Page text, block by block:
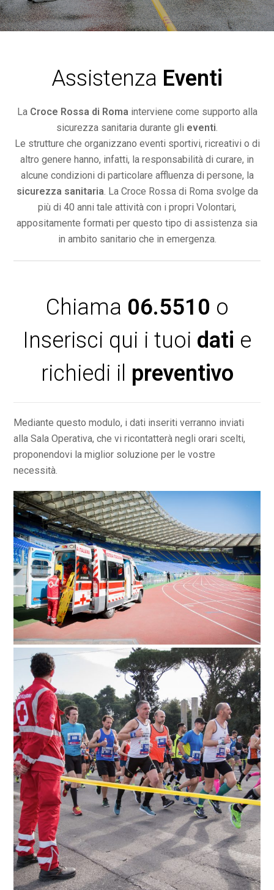
Assistenza Eventi
La Croce Rossa di Romainterviene come supporto alla
sicurezza sanitaria durante gli eventi.
Le strutture che organizzano eventi sportivi, ricreativi o di
altro genere hanno, infatti, la responsabilità di curare, in
alcune condizioni di particolare affluenza di persone, la
sicurezza sanitaria. La Croce Rossa di Roma svolge da
più di 40 anni tale attività con i propri Volontari,
appositamente formati per questo tipo di assistenza sia
in ambito sanitario che in emergenza.
Chiama 06.5510 o
Inserisci qui i tuoi dati e
richiedi il preventivo
Mediante questo modulo, i dati inseriti verranno inviati
alla Sala Operativa, che vi ricontatterà negli orari scelti,
proponendovi la miglior soluzione per le vostre
necessità.